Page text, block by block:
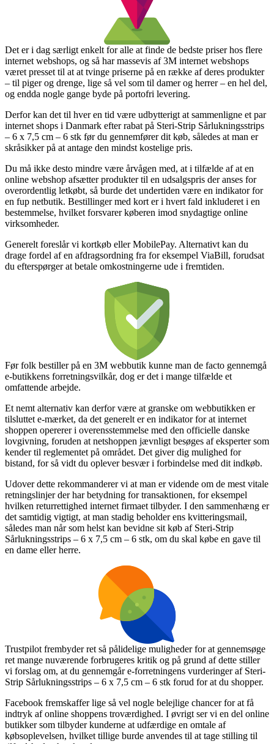
Det er i dag særligt enkelt for alle at finde de bedste priser hos flere
internet webshops, og så har massevis af 3M internet webshops
været presset til at at tvinge priserne på en række af deres produkter
– til piger og drenge, lige så vel som til damer og herrer – en hel del,
og endda nogle gange byde på portofri levering.
Derfor kan det til hver en tid være udbytterigt at sammenligne et par
internet shops i Danmark efter rabat på Steri-Strip Sårlukningsstrips
– 6 x 7,5 cm – 6 stk før du gennemfører dit køb, således at man er
skråsikker på at antage den mindst kostelige pris.
Du må ikke desto mindre være årvågen med, at i tilfælde af at en
online webshop afsætter produkter til en udsalgspris der anses for
overordentlig letkøbt, så burde det undertiden være en indikator for
en fup netbutik. Bestillinger med kort er i hvert fald inkluderet i en
bestemmelse, hvilket forsvarer køberen imod snydagtige online
virksomheder.
Generelt foreslår vi kortkøb eller MobilePay. Alternativt kan du
drage fordel af en afdragsordning fra for eksempel ViaBill, forudsat
du efterspørger at betale omkostningerne ude i fremtiden.
Før folk bestiller på en 3M webbutik kunne man de facto gennemgå
e-butikkens forretningsvilkår, dog er det i mange tilfælde et
omfattende arbejde.
Et nemt alternativ kan derfor være at granske om webbutikken er
tilsluttet e-mærket, da det generelt er en indikator for at internet
shoppen opererer i overensstemmelse med den officielle danske
lovgivning, foruden at netshoppen jævnligt besøges af eksperter som
kender til reglementet på området. Det giver dig mulighed for
bistand, for så vidt du oplever besvær i forbindelse med dit indkøb.
Udover dette rekommanderer vi at man er vidende om de mest vitale
retningslinjer der har betydning for transaktionen, for eksempel
hvilken returrettighed internet firmaet tilbyder. I den sammenhæng er
det samtidig vigtigt, at man stadig beholder ens kvitteringsmail,
således man når som helst kan bevidne sit køb af Steri-Strip
Sårlukningsstrips – 6 x 7,5 cm – 6 stk, om du skal købe en gave til
en dame eller herre.
Trustpilot frembyder ret så pålidelige muligheder for at gennemsøge
ret mange nuværende forbrugeres kritik og på grund af dette stiller
vi forslag om, at du gennemgår e-forretningens vurderinger af Steri-
Strip Sårlukningsstrips – 6 x 7,5 cm – 6 stk forud for at du shopper.
Facebook fremskaffer lige så vel nogle belejlige chancer for at få
indtryk af online shoppens troværdighed. I øvrigt ser vi en del online
butikker som tilbyder kunderne at udfærdige en omtale af
købsoplevelsen, hvilket tillige burde anvendes til at tage stilling til